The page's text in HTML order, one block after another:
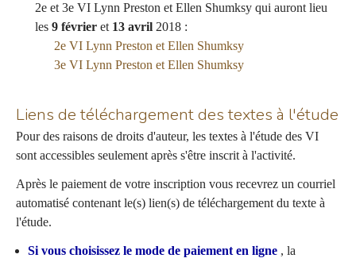
2e et 3e VI Lynn Preston et Ellen Shumksy qui auront lieu
les 9 février et 13 avril 2018 :
2e VI Lynn Preston et Ellen Shumksy
3e VI Lynn Preston et Ellen Shumksy
Liens de téléchargement des textes à l'étude
Pour des raisons de droits d'auteur, les textes à l'étude des VI
sont accessibles seulement après s'être inscrit à l'activité.
Après le paiement de votre inscription vous recevrez un courriel
automatisé contenant le(s) lien(s) de téléchargement du texte à
l'étude.
Si vous choisissez le mode de paiement en ligne , la